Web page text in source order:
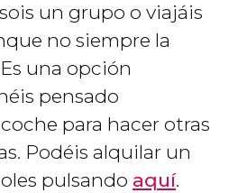
un grupo o viajáis
no siempre la
una opción
pensado
para hacer otras
Podéis alquilar un
pulsando aquí.